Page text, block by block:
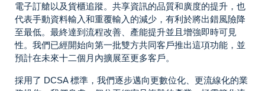
電子訂艙以及貨櫃追蹤。共享資訊的品質和廣度的提升，也
代表手動資料輸入和重覆輸入的減少，有利於將出錯風險降
至最低。最終達到流程改善、產能提升並且增強即時可見
性。我們已經開始向第一批雙方共同客戶推出這項功能，並
預計在未來十二個月內擴展至更多客戶。
採用了 DCSA 標準，我們逐步邁向更數位化、更流線化的業